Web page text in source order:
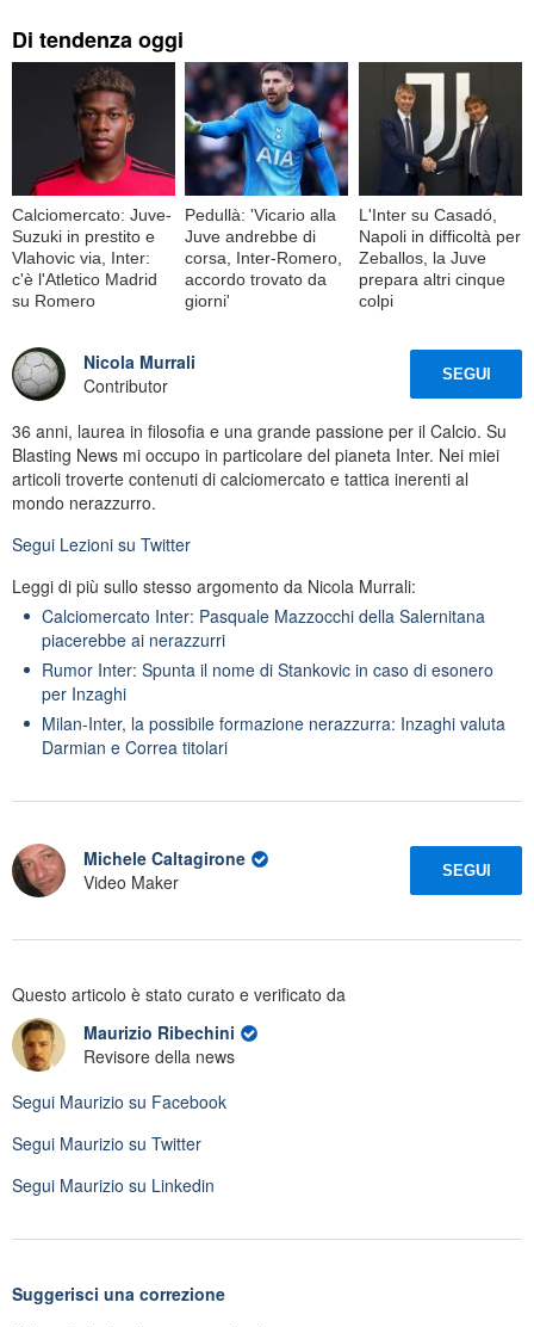
Di tendenza oggi
Calciomercato: Juve-
Suzuki in prestito e
Vlahovic via, Inter:
c'è l'Atletico Madrid
su Romero
Pedullà: 'Vicario alla
Juve andrebbe di
corsa, Inter-Romero,
accordo trovato da
giorni'
L'Inter su Casadó,
Napoli in difficoltà per
Zeballos, la Juve
prepara altri cinque
colpi
Nicola Murrali
Contributor
SEGUI
36 anni, laurea in filosofia e una grande passione per il Calcio. Su
Blasting News mi occupo in particolare del pianeta Inter. Nei miei
articoli troverte contenuti di calciomercato e tattica inerenti al
mondo nerazzurro.
Segui Lezioni su Twitter
Leggi di più sullo stesso argomento da Nicola Murrali:
Calciomercato Inter: Pasquale Mazzocchi della Salernitana
piacerebbe ai nerazzurri
Rumor Inter: Spunta il nome di Stankovic in caso di esonero
per Inzaghi
Milan-Inter, la possibile formazione nerazzurra: Inzaghi valuta
Darmian e Correa titolari
Michele Caltagirone
Video Maker
SEGUI
Questo articolo è stato curato e verificato da
Maurizio Ribechini
Revisore della news
Segui Maurizio su Facebook
Segui Maurizio su Twitter
Segui Maurizio su Linkedin
Suggerisci una correzione